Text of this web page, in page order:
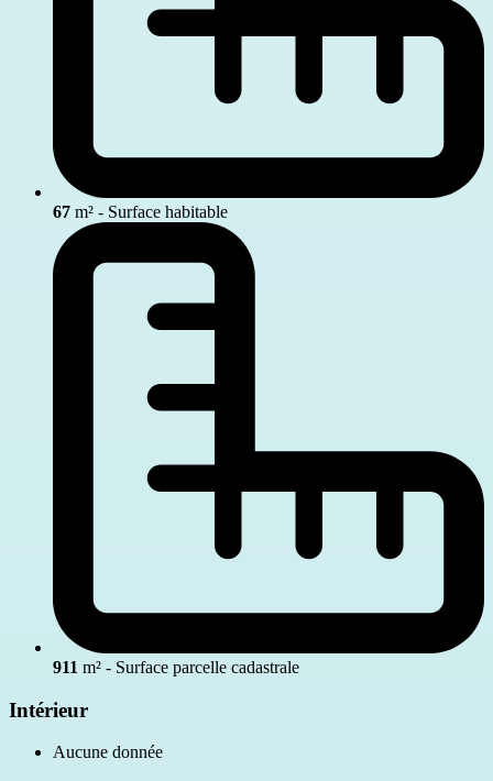
67 m² - Surface habitable
911 m² - Surface parcelle cadastrale
Intérieur
Aucune donnée